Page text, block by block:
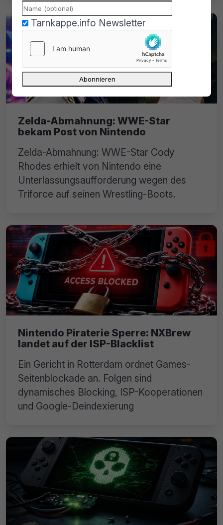
Zelda-Abmahnung: WWE-Star
bekam Post von Nintendo
Zelda-Abmahnung: WWE-Star Cody
Rhodes erhielt von Nintendo eine
Unterlassungsaufforderung wegen des
Triforce auf seinen Wrestling-Boots.
Nintendo Piraterie Sperre: NXBrew
landet auf der ISP-Blacklist
Ein Gericht in Rotterdam ordnet Games-
Seitenblockade an. Folgen sind
dynamisches Blocking, ISP-Kooperationen
und Google-Deindexierung
Tarnkappe.info Newsletter